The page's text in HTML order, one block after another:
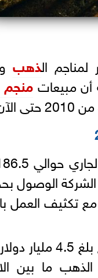
الذهب
مبيعات
400 - 430 ألف أوقية خلال 2021 مع
و كشف الراجحي أن إجمالي مصروفات
ما بين